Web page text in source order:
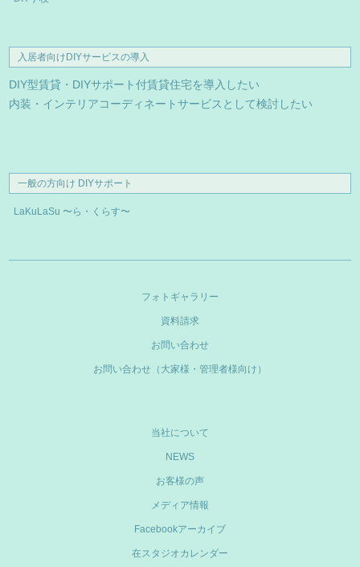
入居者向けDIYサービスの導入
DIY型賃貸・DIYサポート付賃貸住宅を導入したい
内装・インテリアコーディネートサービスとして検討したい
一般の方向け DIYサポート
LaKuLaSu 〜ら・くらす〜
フォトギャラリー
資料請求
お問い合わせ
お問い合わせ（大家様・管理者様向け）
当社について
NEWS
お客様の声
メディア情報
Facebookアーカイブ
在スタジオカレンダー